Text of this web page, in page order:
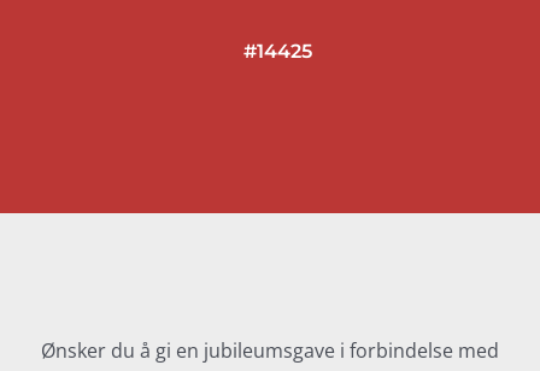
#14425
Ønsker du å gi en jubileumsgave i forbindelse med